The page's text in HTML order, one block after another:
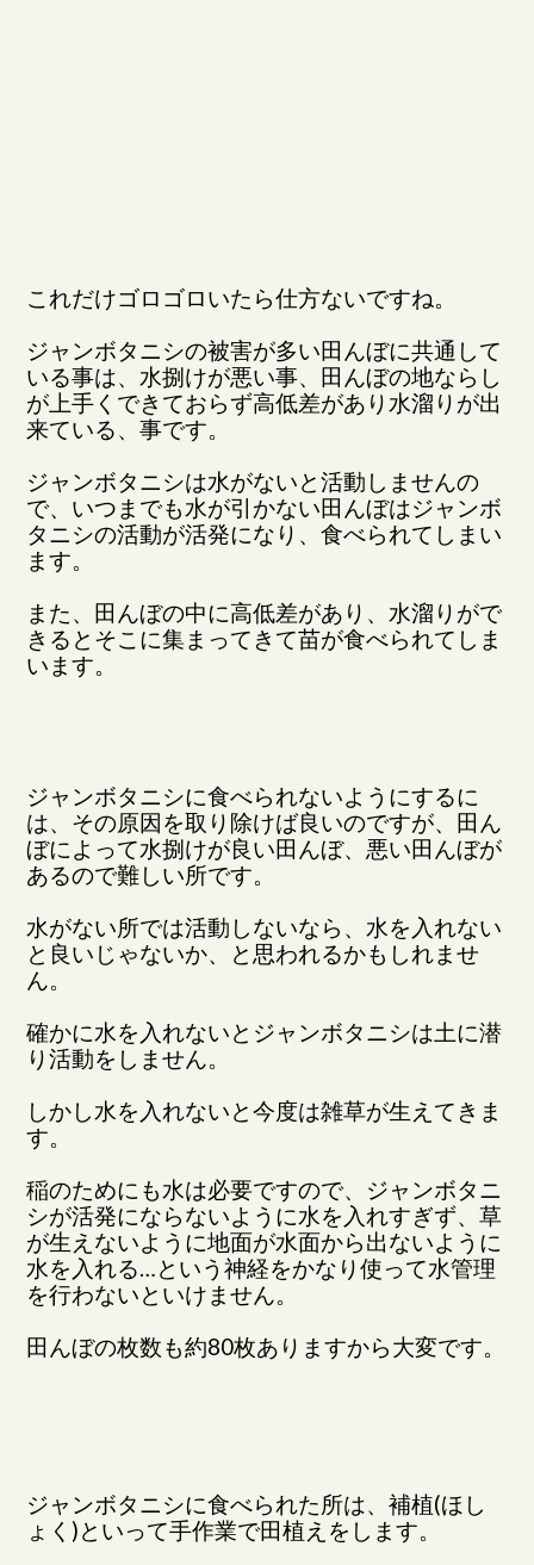
これだけゴロゴロいたら仕方ないですね。
ジャンボタニシの被害が多い田んぼに共通して
いる事は、水捌けが悪い事、田んぼの地ならし
が上手くできておらず高低差があり水溜りが出
来ている、事です。
ジャンボタニシは水がないと活動しませんの
で、いつまでも水が引かない田んぼはジャンボ
タニシの活動が活発になり、食べられてしまい
ます。
また、田んぼの中に高低差があり、水溜りがで
きるとそこに集まってきて苗が食べられてしま
います。
ジャンボタニシに食べられないようにするに
は、その原因を取り除けば良いのですが、田ん
ぼによって水捌けが良い田んぼ、悪い田んぼが
あるので難しい所です。
水がない所では活動しないなら、水を入れない
と良いじゃないか、と思われるかもしれませ
ん。
確かに水を入れないとジャンボタニシは土に潜
り活動をしません。
しかし水を入れないと今度は雑草が生えてきま
す。
稲のためにも水は必要ですので、ジャンボタニ
シが活発にならないように水を入れすぎず、草
が生えないように地面が水面から出ないように
水を入れる…という神経をかなり使って水管理
を行わないといけません。
田んぼの枚数も約80枚ありますから大変です。
ジャンボタニシに食べられた所は、補植(ほし
ょく)といって手作業で田植えをします。